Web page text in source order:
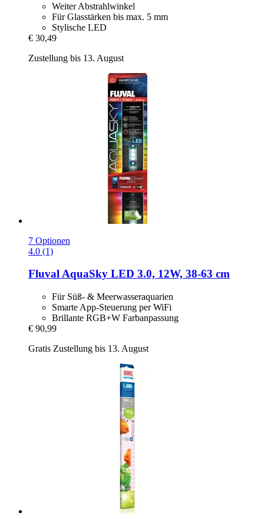
Weiter Abstrahlwinkel
Für Glasstärken bis max. 5 mm
Stylische LED
€ 30,49
Zustellung bis 13. August
7 Optionen
4.0 (1)
FluvalAquaSky LED 3.0, 12W, 38-​63 cm
Für Süß- & Meerwasseraquarien
Smarte App-Steuerung per WiFi
Brillante RGB+W Farbanpassung
€ 90,99
Gratis Zustellung bis 13. August